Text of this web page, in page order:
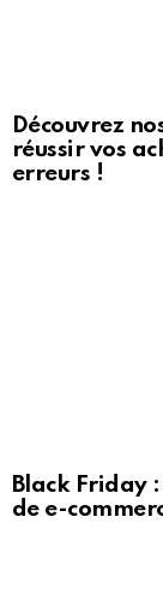
Découvrez
réussir vos
erreurs !
Black Friday
de e-